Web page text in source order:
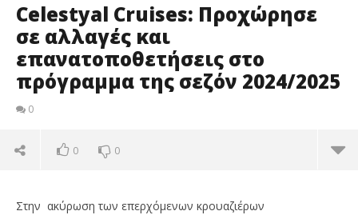
Celestyal Cruises: Προχώρησε
σε αλλαγές και
επανατοποθετήσεις στο
πρόγραμμα της σεζόν 2024/2025
0
0 0
Στην ακύρωση των επερχόμενων κρουαζιέρων